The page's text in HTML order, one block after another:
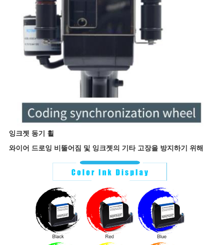
잉크젯 동기 휠
와이어 드로잉 비뚤어짐 및 잉크젯의 기타 고장을 방지하기 위해